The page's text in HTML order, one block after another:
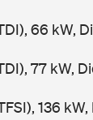
66 kW,
77 kW,
136